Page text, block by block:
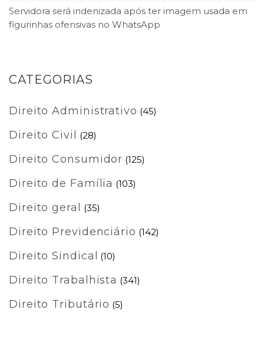
Servidora será indenizada após ter imagem usada em
figurinhas ofensivas no WhatsApp
CATEGORIAS
Direito Administrativo (45)
Direito Civil (28)
Direito Consumidor (125)
Direito de Família (103)
Direito geral (35)
Direito Previdenciário (142)
Direito Sindical (10)
Direito Trabalhista (341)
Direito Tributário (5)